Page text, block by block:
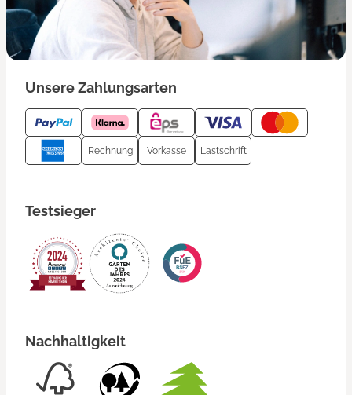
Unsere Zahlungsarten
Rechnung Vorkasse Lastschrift
Testsieger
Nachhaltigkeit